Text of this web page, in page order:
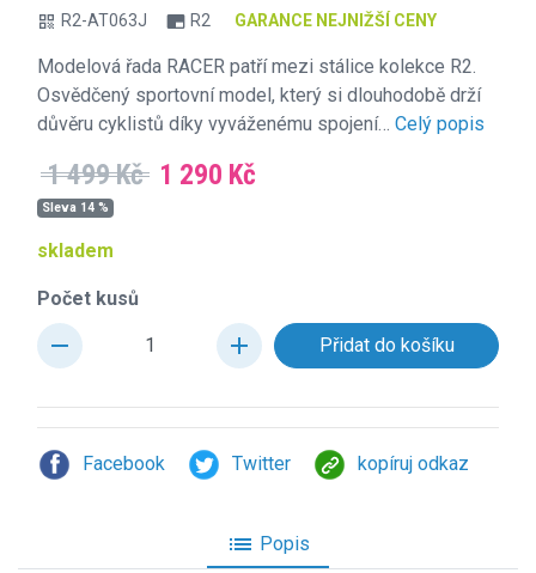
qr_code R2-AT063J branding_watermark R2 GARANCE NEJNIŽŠÍ CENY
Modelová řada RACER patří mezi stálice kolekce R2.
Osvědčený sportovní model, který si dlouhodobě drží
důvěru cyklistů díky vyváženému spojení… Celý popis
1 499 Kč 1 290 Kč
Sleva 14 %
skladem
Počet kusů
remove add
Facebook Twitter kopíruj odkaz
list Popis